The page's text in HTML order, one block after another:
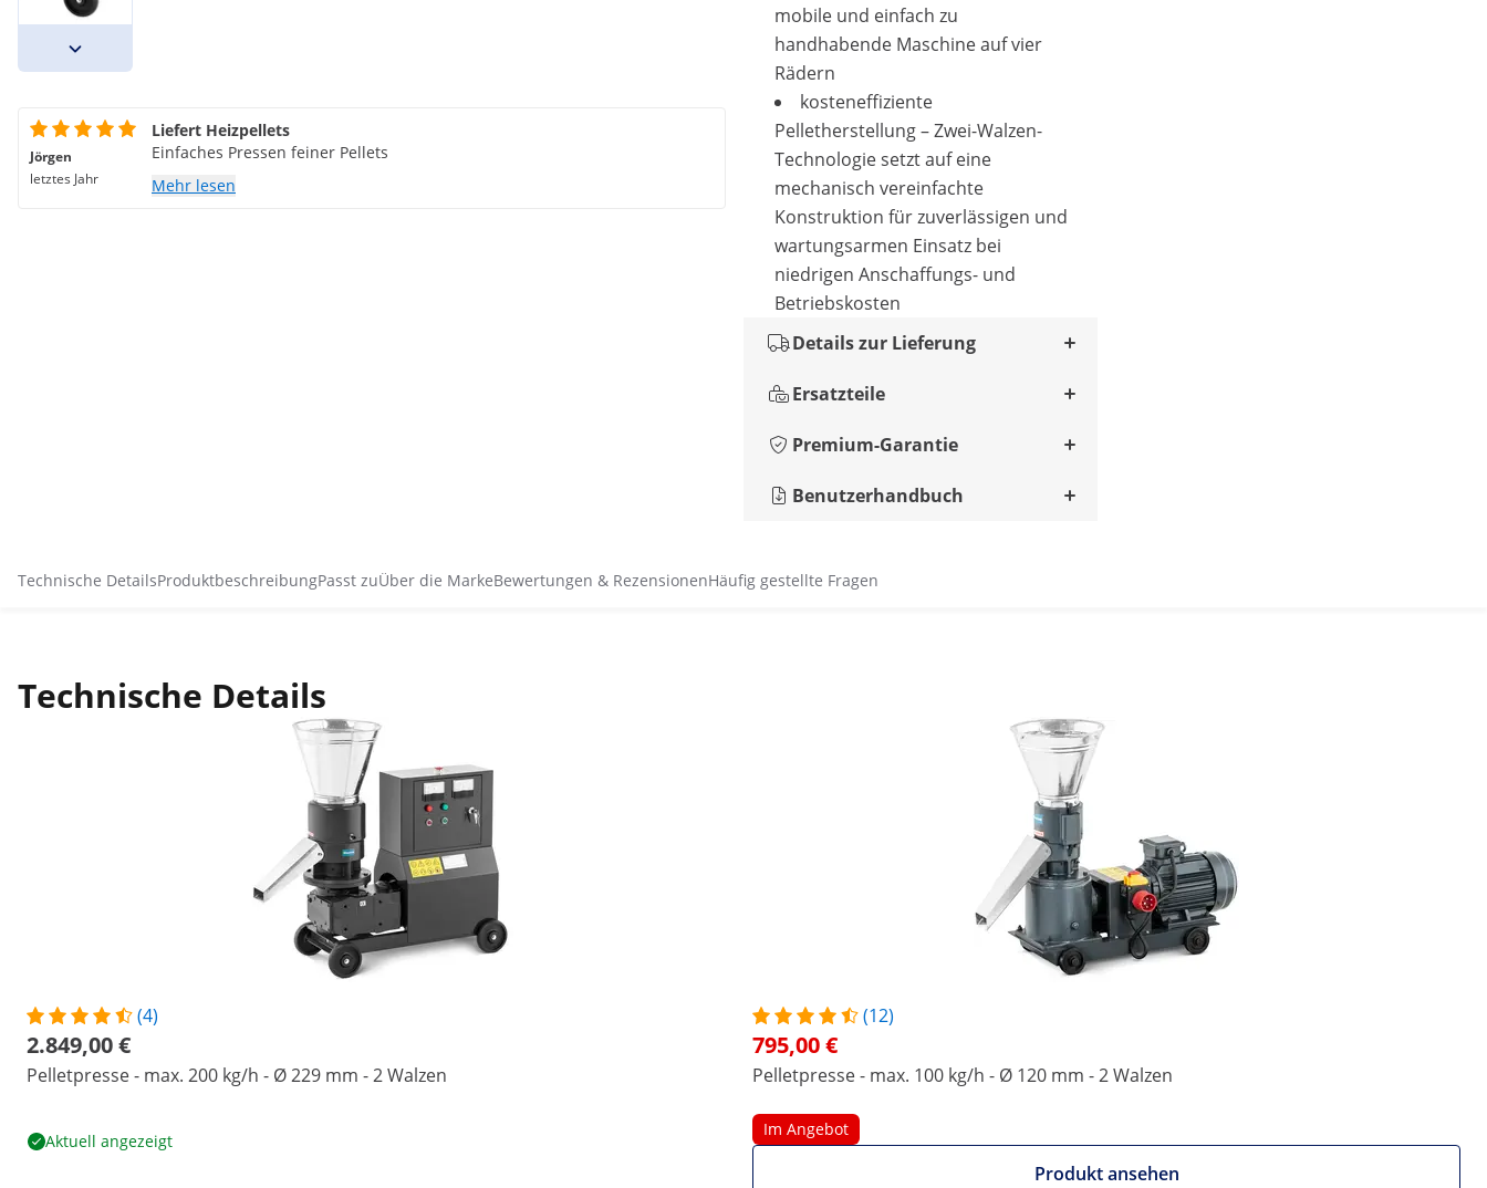
mobile und einfach zu
handhabende Maschine auf vier
Rädern
kosteneffiziente
Pelletherstellung – Zwei-Walzen-
Technologie setzt auf eine
mechanisch vereinfachte
Konstruktion für zuverlässigen und
wartungsarmen Einsatz bei
niedrigen Anschaffungs- und
Betriebskosten
Details zur Lieferung
Ersatzteile
Premium-Garantie
Benutzerhandbuch
Jörgen
letztes Jahr
Liefert Heizpellets
Einfaches Pressen feiner Pellets
Mehr lesen
Technische DetailsProduktbeschreibungPasst zuÜber die MarkeBewertungen & RezensionenHäufig gestellte Fragen
Technische Details
(4)
2.849,00 €
Pelletpresse - max. 200 kg/h - Ø 229 mm - 2 Walzen
Aktuell angezeigt
(12)
795,00 €
Pelletpresse - max. 100 kg/h - Ø 120 mm - 2 Walzen
Im Angebot
Produkt ansehen